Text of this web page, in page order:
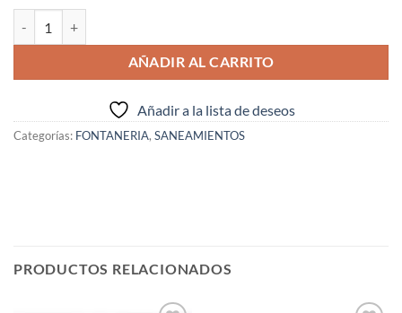
AÑADIR AL CARRITO
Añadir a la lista de deseos
Categorías: FONTANERIA, SANEAMIENTOS
PRODUCTOS RELACIONADOS